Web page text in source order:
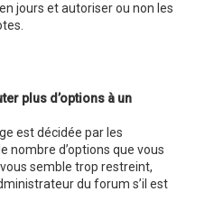
jours et autoriser ou non les
plus d’options à un
est décidée par les
nombre d’options que vous
semble trop restreint,
du forum s’il est